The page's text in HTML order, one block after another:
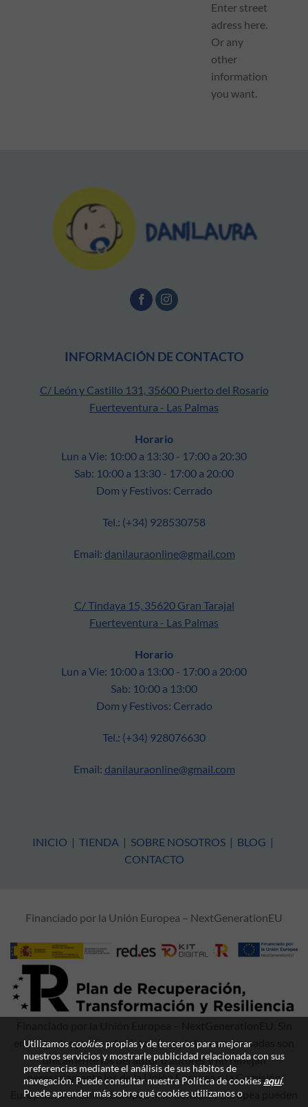
Enter street
adress here.
Or any
other
information
you want.
INFORMACIÓN DE CONTACTO
C/ León y Castillo 131, 35600 Puerto del Rosario
Fuerteventura - Las Palmas
Horario
Lun a Vie: 10:00 a 13:30 - 17:00 a 20:30
Sab: 10:00 a 13:30 - 17:00 a 20:00
Dom y Festivos: Cerrado
Tel.: (+34) 928530758
Email: danilauraonline@gmail.com
C/ Tindaya 15, 35620 Gran Tarajal
Fuerteventura - Las Palmas
Horario
Lun a Vie: 10:00 a 13:00 - 17:00 a 20:00
Sab: 10:00 a 13:00
Dom y Festivos: Cerrado
Tel.: (+34) 928076630
Email: danilauraonline@gmail.com
INICIO | TIENDA | SOBRE NOSOTROS | BLOG |
CONTACTO
Financiado por la Unión Europea – NextGenerationEU
embargo, los puntos de vista y las opiniones expresadas son
únicamente los del autor o autores y no reflejan
necesariamente los de la Unión Europea o la Comisión
Europea. Ni la Unión Europea ni la Comisión Europea pueden
Utilizamos cookies propias y de terceros para mejorar
nuestros servicios y mostrarle publicidad relacionada con sus
preferencias mediante el análisis de sus hábitos de
navegación. Puede consultar nuestra Política de cookies aquí.
Puede aprender más sobre qué cookies utilizamos o